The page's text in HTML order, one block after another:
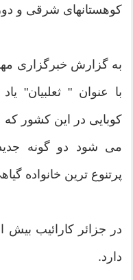
کوهستانهای شرقی و
به گزارش خبرگزاری
با عنوان " ثعلبیان"
کوبایی در این کشور
می شود دو گونه
پرتنوع ترین خانواده
دارد.